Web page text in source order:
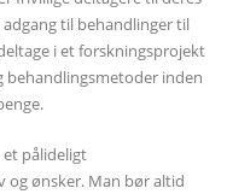
til behandlinger til
i et forskningsprojekt
behandlingsmetoder inden
et pålideligt
og ønsker. Man bør altid